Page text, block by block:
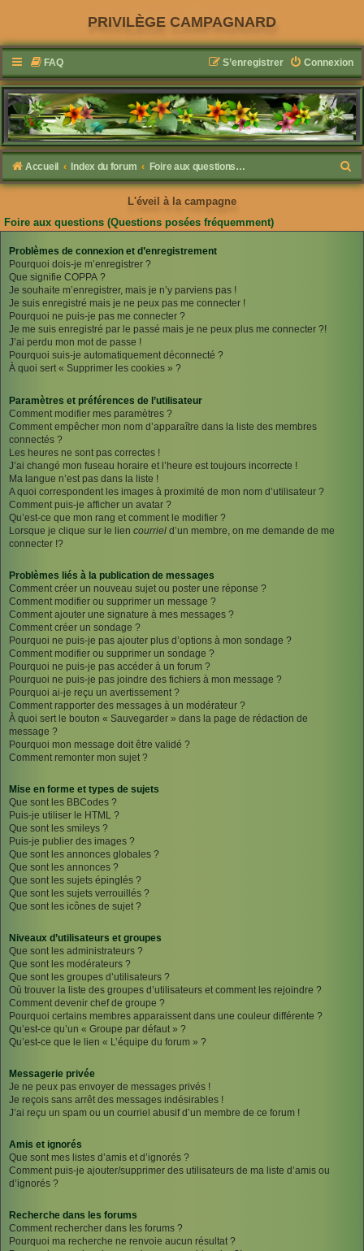
PRIVILÈGE CAMPAGNARD
FAQ Connexion
S’enregistrer
Accueil Index du forum Foire aux questions (Questions posées fréquemment)
e
L'éveil à la campagne
Foire aux questions (Questions posées fréquemment)
Problèmes de connexion et d’enregistrement
Pourquoi dois-je m’enregistrer ?
Que signifie COPPA ?
Je souhaite m’enregistrer, mais je n’y parviens pas !
Je suis enregistré mais je ne peux pas me connecter !
Pourquoi ne puis-je pas me connecter ?
Je me suis enregistré par le passé mais je ne peux plus me connecter ?!
J’ai perdu mon mot de passe !
Pourquoi suis-je automatiquement déconnecté ?
À quoi sert « Supprimer les cookies » ?
Paramètres et préférences de l’utilisateur
Comment modifier mes paramètres ?
Comment empêcher mon nom d’apparaître dans la liste des membres
connectés ?
Les heures ne sont pas correctes !
J’ai changé mon fuseau horaire et l’heure est toujours incorrecte !
Ma langue n’est pas dans la liste !
A quoi correspondent les images à proximité de mon nom d’utilisateur ?
Comment puis-je afficher un avatar ?
Qu’est-ce que mon rang et comment le modifier ?
Lorsque je clique sur le lien courriel d’un membre, on me demande de me
connecter !?
Problèmes liés à la publication de messages
Comment créer un nouveau sujet ou poster une réponse ?
Comment modifier ou supprimer un message ?
Comment ajouter une signature à mes messages ?
Comment créer un sondage ?
Pourquoi ne puis-je pas ajouter plus d’options à mon sondage ?
Comment modifier ou supprimer un sondage ?
Pourquoi ne puis-je pas accéder à un forum ?
Pourquoi ne puis-je pas joindre des fichiers à mon message ?
Pourquoi ai-je reçu un avertissement ?
Comment rapporter des messages à un modérateur ?
À quoi sert le bouton « Sauvegarder » dans la page de rédaction de
message ?
Pourquoi mon message doit être validé ?
Comment remonter mon sujet ?
Mise en forme et types de sujets
Que sont les BBCodes ?
Puis-je utiliser le HTML ?
Que sont les smileys ?
Puis-je publier des images ?
Que sont les annonces globales ?
Que sont les annonces ?
Que sont les sujets épinglés ?
Que sont les sujets verrouillés ?
Que sont les icônes de sujet ?
Niveaux d’utilisateurs et groupes
Que sont les administrateurs ?
Que sont les modérateurs ?
Que sont les groupes d’utilisateurs ?
Où trouver la liste des groupes d’utilisateurs et comment les rejoindre ?
Comment devenir chef de groupe ?
Pourquoi certains membres apparaissent dans une couleur différente ?
Qu’est-ce qu’un « Groupe par défaut » ?
Qu’est-ce que le lien « L’équipe du forum » ?
Messagerie privée
Je ne peux pas envoyer de messages privés !
Je reçois sans arrêt des messages indésirables !
J’ai reçu un spam ou un courriel abusif d’un membre de ce forum !
Amis et ignorés
Que sont mes listes d’amis et d’ignorés ?
Comment puis-je ajouter/supprimer des utilisateurs de ma liste d’amis ou
d’ignorés ?
Recherche dans les forums
Comment rechercher dans les forums ?
Pourquoi ma recherche ne renvoie aucun résultat ?